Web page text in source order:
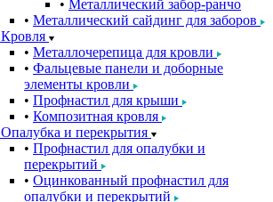
Металлический забор-ранчо
Металлический сайдинг для заборов
Кровля
Металлочерепица для кровли
Фальцевые панели и доборные
элементы кровли
Профнастил для крыши
Композитная кровля
Опалубка и перекрытия
Профнастил для опалубки и
перекрытий
Оцинкованный профнастил для
опалубки и перекрытий